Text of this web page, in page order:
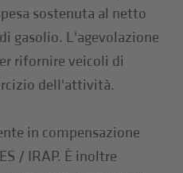
sostenuta al netto
gasolio. L'agevolazione
rifornire veicoli di
dell'attività.
in compensazione
/ IRAP. È inoltre